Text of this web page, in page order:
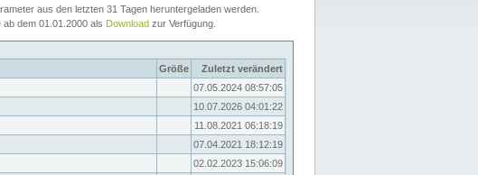
aus den letzten 31 Tagen heruntergeladen werden.
dem 01.01.2000 als Download zur Verfügung.
Größe
Zuletzt verändert
07.05.2024 08:57:05
10.07.2026 04:01:22
11.08.2021 06:18:19
07.04.2021 18:12:19
02.02.2023 15:06:09